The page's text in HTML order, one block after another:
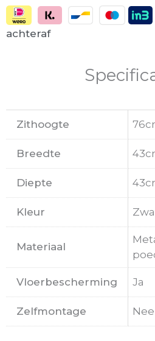
achteraf
Zithoogte
Breedte
Diepte
Kleur
Materiaal
Vloerbescherming Ja
Zelfmontage Nee